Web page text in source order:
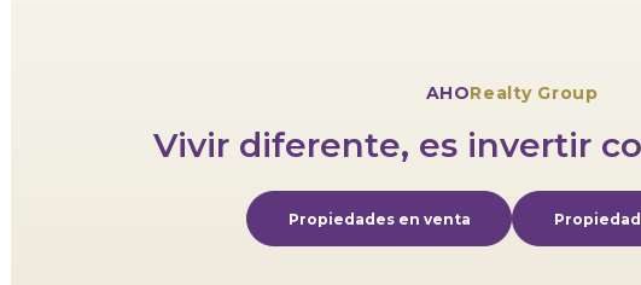
AHORealty Group
Vivir diferente, es invertir
Propiedades en venta